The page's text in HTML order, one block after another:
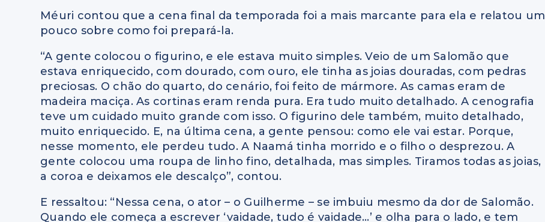
Méuri contou que a cena final da temporada foi a mais marcante para ela e relatou um
pouco sobre como foi prepará-la.
“A gente colocou o figurino, e ele estava muito simples.Veio de um Salomão que
estava enriquecido, com dourado, com ouro, ele tinha as joias douradas, com pedras
preciosas. O chão do quarto, do cenário, foi feito de mármore. As camas eram de
madeira maciça. As cortinas eram renda pura. Era tudo muito detalhado. A cenografia
teve um cuidado muito grande com isso. O figurino dele também, muito detalhado,
muito enriquecido. E, na última cena, a gente pensou: como ele vai estar. Porque,
nesse momento, ele perdeu tudo.A Naamá tinha morrido e o filho o desprezou.A
gente colocou uma roupa de linho fino, detalhada, mas simples. Tiramos todas as joias,
a coroa e deixamos ele descalço”, contou.
E ressaltou: “Nessa cena, o ator – o Guilherme – se imbuiu mesmo da dor de Salomão.
Quando ele começa a escrever ‘vaidade, tudo é vaidade…’ e olha para o lado, e tem